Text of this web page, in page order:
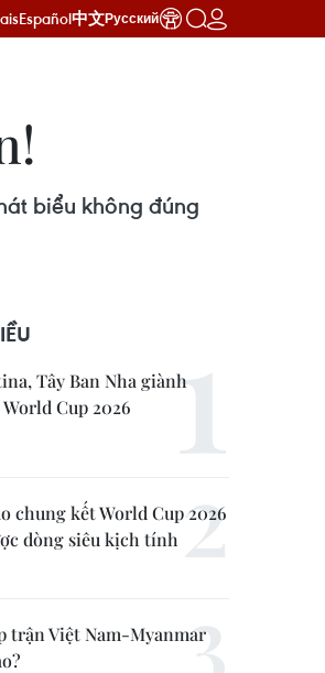
Español中文Русский
biểu không đúng
Tây Ban Nha giành
Cup 2026
chung kết World Cup 2026
dòng siêu kịch tính
trận Việt Nam-Myanmar